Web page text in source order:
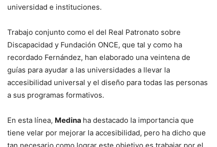
universidad e instituciones.
Trabajo conjunto como el del Real Patronato sobre
Discapacidad y Fundación ONCE, que tal y como ha
recordado Fernández, han elaborado una veintena de
guías para ayudar a las universidades a llevar la
accesibilidad universal y el diseño para todas las personas
a sus programas formativos.
En esta línea, Medina ha destacado la importancia que
tiene velar por mejorar la accesibilidad, pero ha dicho que